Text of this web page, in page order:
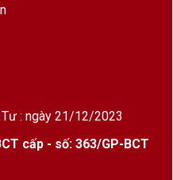
: ngày 21/12/2023
cấp - số: 363/GP-BCT